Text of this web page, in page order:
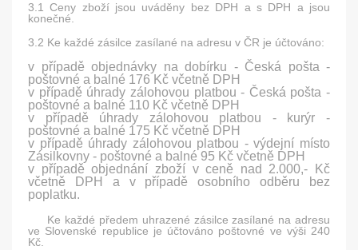
3.1 Ceny zboží jsou uváděny bez DPH a s DPH a jsou
konečné.
3.2 Ke každé zásilce zasílané na adresu v ČR je účtováno:
v případě objednávky na dobírku - Česká pošta -
poštovné a balné 176 Kč včetně DPH
v případě úhrady zálohovou platbou - Česká pošta -
poštovné a balné 110 Kč včetně DPH
v případě úhrady zálohovou platbou - kurýr -
poštovné a balné 175 Kč včetně DPH
v případě úhrady zálohovou platbou - výdejní místo
Zásilkovny - poštovné a balné 95 Kč včetně DPH
v případě objednání zboží v ceně nad 2.000,- Kč
včetně DPH a v případě osobního odběru bez
poplatku.
Ke každé předem uhrazené zásilce zasílané na adresu
ve Slovenské republice je účtováno poštovné ve výši 240
Kč.